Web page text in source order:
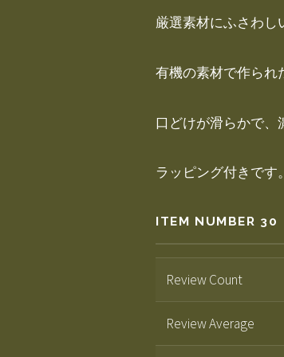
厳選素材にふさわし
有機の素材で作られ
口どけが滑らかで、
ラッピング付きです。
ITEM NUMBER 30
Review Count
Review Average